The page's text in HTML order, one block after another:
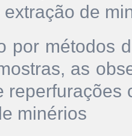
de
por métodos
as
minérios